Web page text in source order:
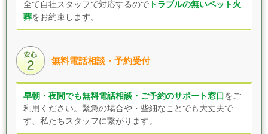
全て自社スタッフで対応するので トラブルの無いペット火
葬をお約束します。
無料電話相談・予約受付
早朝・夜間でも無料電話相談・ご予約のサポート窓口 をご
利用ください。緊急の場合や・些細なことでも大丈夫で
す、私たちスタッフに繋がります。